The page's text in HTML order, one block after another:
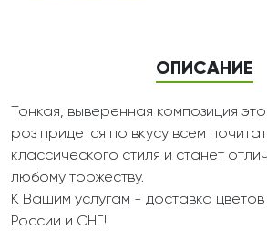
ОПИСАНИЕ
Тонкая, выверенная композиция
роз придется по вкусу всем
классического стиля и станет
любому торжеству.
К Вашим услугам - доставка
России и СНГ!